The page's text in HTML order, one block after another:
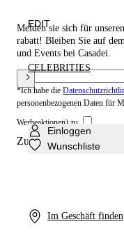
EDIT
CELEBRITIES
Einloggen
Wunschliste
Im Geschäft finden
Melden sie sich für
rabatt! Bleiben Sie auf
und Events bei Casadei.
*Ich habe die
personenbezogenen Daten für
Werbeaktionen) zu.
Zustimmung zum